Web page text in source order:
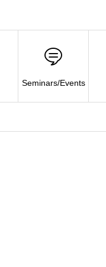
Seminars/Events